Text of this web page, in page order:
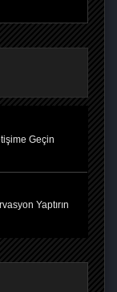
Geçin
Yaptırın